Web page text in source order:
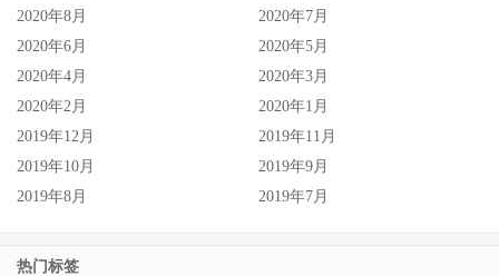
2020年8月
2020年7月
2020年6月
2020年5月
2020年4月
2020年3月
2020年2月
2020年1月
2019年12月
2019年11月
2019年10月
2019年9月
2019年8月
2019年7月
热门标签